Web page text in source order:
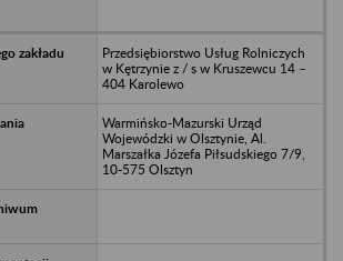
Przedsiębiorstwo Usług Rolniczych
w Kętrzynie z / s w Kruszewcu 14 –
404 Karolewo
Warmińsko-Mazurski Urząd
Wojewódzki w Olsztynie, Al.
Marszałka Józefa Piłsudskiego 7/9,
10-575 Olsztyn